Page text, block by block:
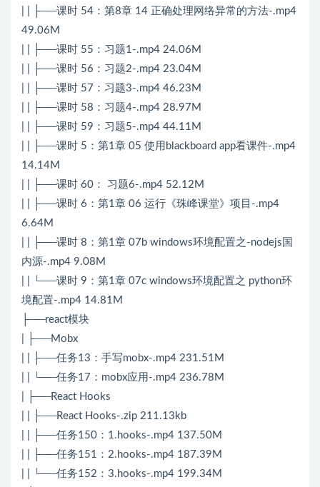
| | ├──课时 54：第8章 14 正确处理网络异常的方法-.mp4
49.06M
| | ├──课时 55：习题1-.mp4 24.06M
| | ├──课时 56：习题2-.mp4 23.04M
| | ├──课时 57：习题3-.mp4 46.23M
| | ├──课时 58：习题4-.mp4 28.97M
| | ├──课时 59：习题5-.mp4 44.11M
| | ├──课时 5：第1章 05 使用blackboard app看课件-.mp4
14.14M
| | ├──课时 60： 习题6-.mp4 52.12M
| | ├──课时 6：第1章 06 运行《珠峰课堂》项目-.mp4
6.64M
| | ├──课时 8：第1章 07b windows环境配置之-nodejs国
内源-.mp4 9.08M
| | └──课时 9：第1章 07c windows环境配置之 python环
境配置-.mp4 14.81M
├──react模块
| ├──Mobx
| | ├──任务13：手写mobx-.mp4 231.51M
| | └──任务17：mobx应用-.mp4 236.78M
| ├──React Hooks
| | ├──React Hooks-.zip 211.13kb
| | ├──任务150：1.hooks-.mp4 137.50M
| | ├──任务151：2.hooks-.mp4 187.39M
| | └──任务152：3.hooks-.mp4 199.34M